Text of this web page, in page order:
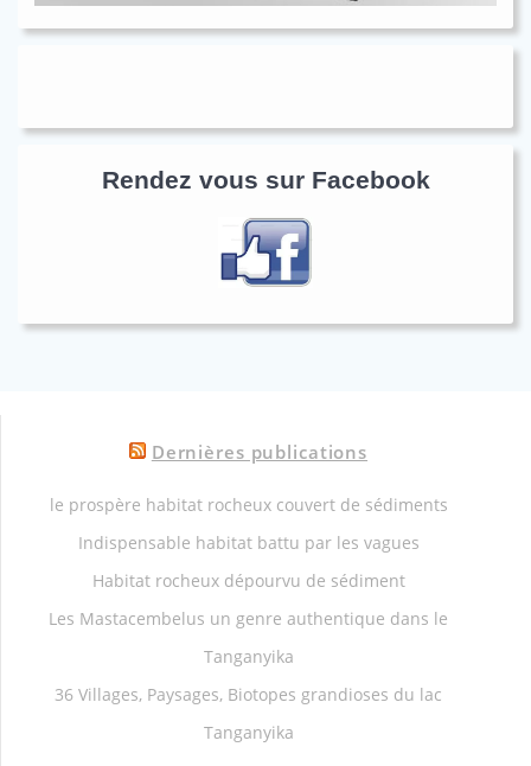
Rendez vous sur Facebook
Dernières publications
le prospère habitat rocheux couvert de sédiments
Indispensable habitat battu par les vagues
Habitat rocheux dépourvu de sédiment
Les Mastacembelus un genre authentique dans le
Tanganyika
36 Villages, Paysages, Biotopes grandioses du lac
Tanganyika